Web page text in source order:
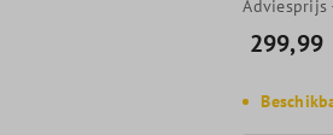
Adviesprijs
299,99